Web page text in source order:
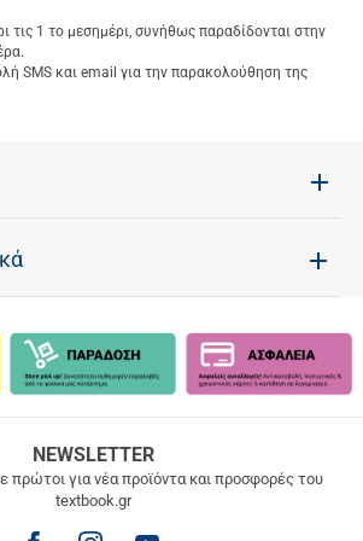
τις 1 το μεσημέρι, συνήθως παραδίδονται στην
SMS και email για την παρακολούθηση της
NEWSLETTER
πρώτοι για νέα προϊόντα και προσφορές του
textbook.gr